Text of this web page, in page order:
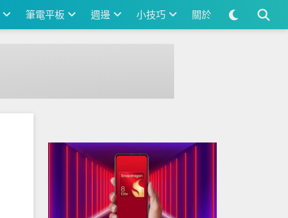
筆電平板 週邊 小技巧 關於